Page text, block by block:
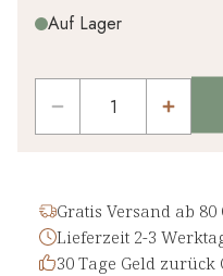
Auf Lager
Gratis Versand ab 80
Lieferzeit 2-3
30 Tage Geld zurück